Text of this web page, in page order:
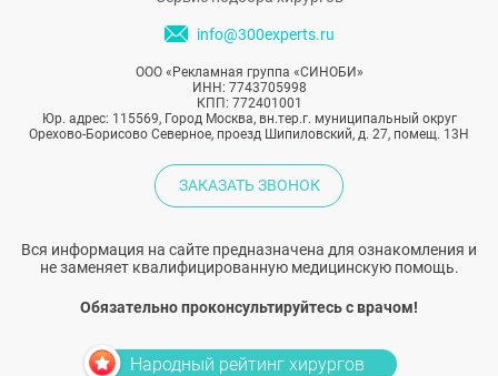
info@300experts.ru
ООО «Рекламная группа «СИНОБИ»
ИНН: 7743705998
КПП: 772401001
Юр. адрес: 115569, Город Москва, вн.тер.г. муниципальный округ
Орехово-Борисово Северное, проезд Шипиловский, д. 27, помещ. 13Н
ЗАКАЗАТЬ ЗВОНОК
Вся информация на сайте предназначена для ознакомления и
не заменяет квалифицированную медицинскую помощь.
Обязательно проконсультируйтесь с врачом!
Народный рейтинг хирургов